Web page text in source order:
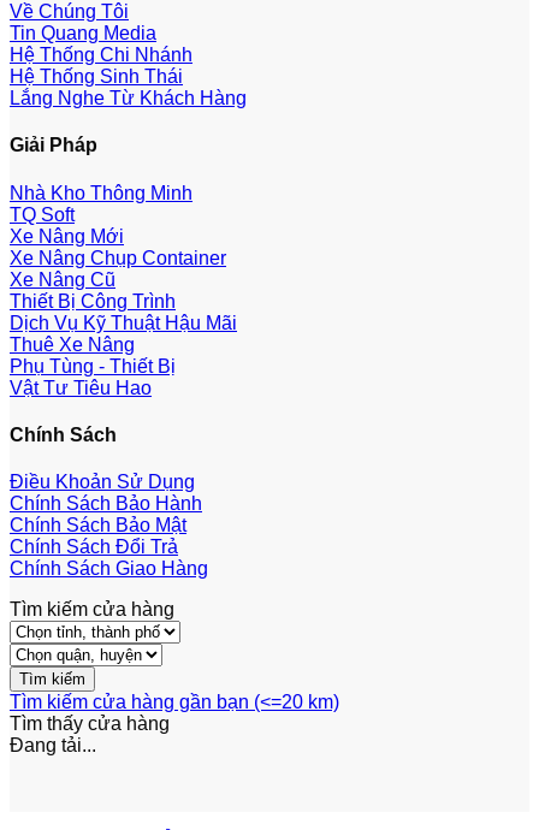
Về Chúng Tôi
Tin Quang Media
Hệ Thống Chi Nhánh
Hệ Thống Sinh Thái
Lắng Nghe Từ Khách Hàng
Giải Pháp
Nhà Kho Thông Minh
TQ Soft
Xe Nâng Mới
Xe Nâng Chụp Container
Xe Nâng Cũ
Thiết Bị Công Trình
Dịch Vụ Kỹ Thuật Hậu Mãi
Thuê Xe Nâng
Phụ Tùng - Thiết Bị
Vật Tư Tiêu Hao
Chính Sách
Điều Khoản Sử Dụng
Chính Sách Bảo Hành
Chính Sách Bảo Mật
Chính Sách Đổi Trả
Chính Sách Giao Hàng
Tìm kiếm cửa hàng
Tìm kiếm cửa hàng gần bạn (<=20 km)
Tìm thấy cửa hàng
Đang tải...